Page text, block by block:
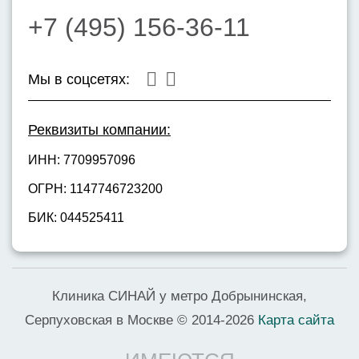
получает естественным образом за день. Детям
дополнительно применяют специальные
защитные устройства с прослойкой из свинца,
позволяет избежать влияния облучения.
Взрослым подобная манипуляция не требуется.
+7 (495) 156-36-11
Мы в соцсетях:
Реквизиты компании:
ИНН: 7709957096
ОГРН: 1147746723200
БИК: 044525411
Клиника СИНАЙ у метро Добрынинская,
Серпуховская в Москве © 2014-2026 Карта сайта